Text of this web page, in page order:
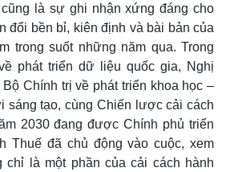
là sự ghi nhận xứng đáng cho
đổi bền bỉ, kiên định và bài bản của
trong suốt những năm qua. Trong
phát triển dữ liệu quốc gia, Nghị
Chính trị về phát triển khoa học –
sáng tạo, cùng Chiến lược cải cách
2030 đang được Chính phủ triển
Thuế đã chủ động vào cuộc, xem
chỉ là một phần của cải cách hành